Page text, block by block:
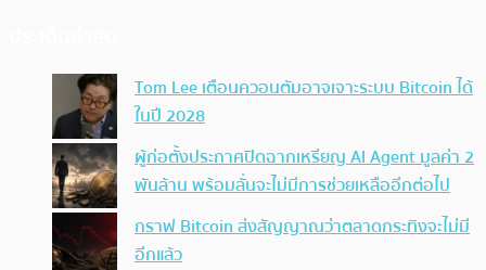
Tom Lee เตือนควอนตัมอาจเจาะระบบ Bitcoin ได้
ในปี 2028
ผู้ก่อตั้งประกาศปิดฉากเหรียญ AI Agent มูลค่า 2
พันล้าน พร้อมลั่นจะไม่มีการช่วยเหลืออีกต่อไป
กราฟ Bitcoin ส่งสัญญาณว่าตลาดกระทิงจะไม่มี
อีกแล้ว